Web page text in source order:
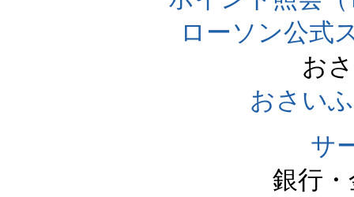
ローソン公式
お
おさい
サ
銀行